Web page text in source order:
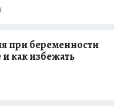
при беременности
как избежать